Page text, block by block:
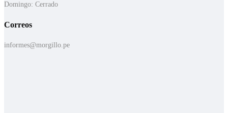
Domingo: Cerrado
Correos
informes@morgillo.pe